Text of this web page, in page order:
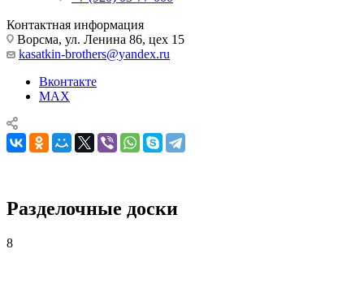
Контактная информация
Ворсма, ул. Ленина 86, цех 15
kasatkin-brothers@yandex.ru
Вконтакте
MAX
Разделочные доски
8